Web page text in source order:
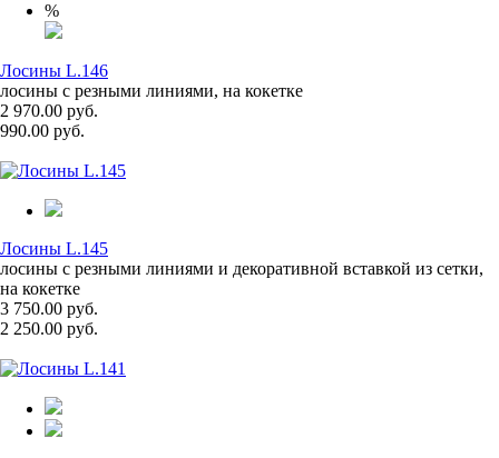
%
Лосины L.146
лосины с резными линиями, на кокетке
2 970.00 руб.
990.00 руб.
Лосины L.145
лосины с резными линиями и декоративной вставкой из сетки,
на кокетке
3 750.00 руб.
2 250.00 руб.